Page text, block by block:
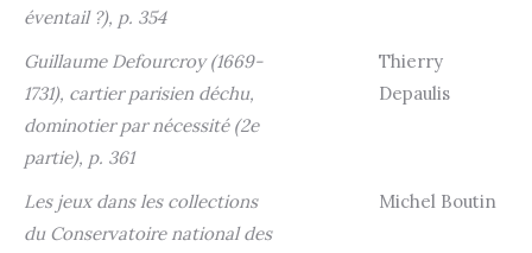
éventail ?), p. 354
Guillaume Defourcroy (1669-
1731), cartier parisien déchu,
dominotier par nécessité (2e
partie), p. 361
Thierry
Depaulis
Les jeux dans les collections
du Conservatoire national des
Michel Boutin